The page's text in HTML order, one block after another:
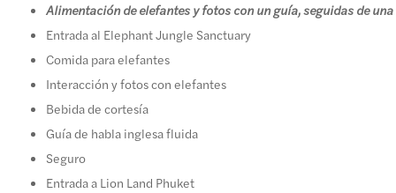
Alimentación de elefantes y fotos con un guía, seguidas de
Entrada al Elephant Jungle Sanctuary
Comida para elefantes
Interacción y fotos con elefantes
Bebida de cortesía
Guía de habla inglesa fluida
Seguro
Entrada a Lion Land Phuket